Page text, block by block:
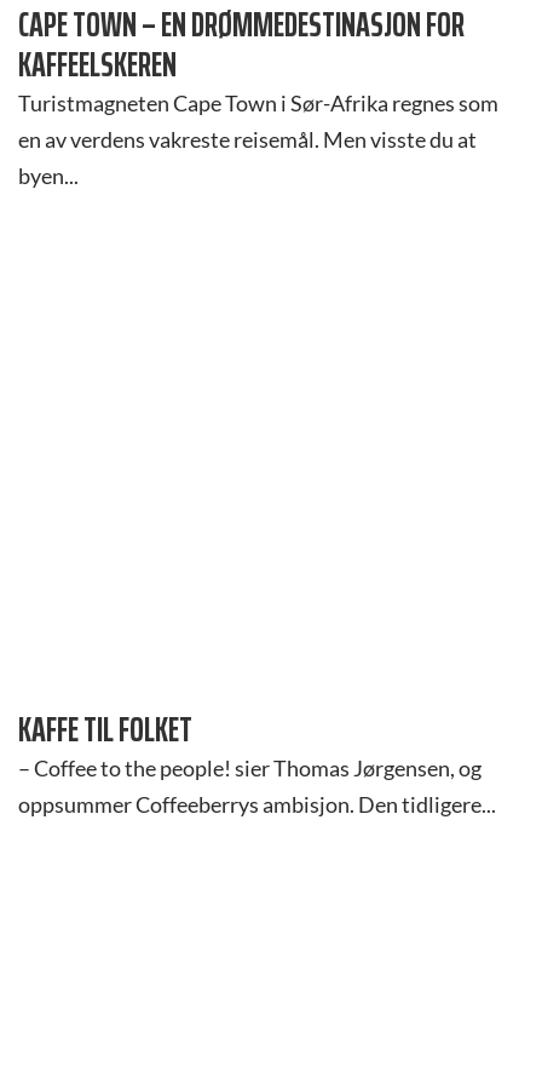
CAPE TOWN – EN DRØMMEDESTINASJON FOR
KAFFEELSKEREN
Turistmagneten Cape Town i Sør-Afrika regnes som
en av verdens vakreste reisemål. Men visste du at
byen...
KAFFE TIL FOLKET
– Coffee to the people! sier Thomas Jørgensen, og
oppsummer Coffeeberrys ambisjon. Den tidligere...